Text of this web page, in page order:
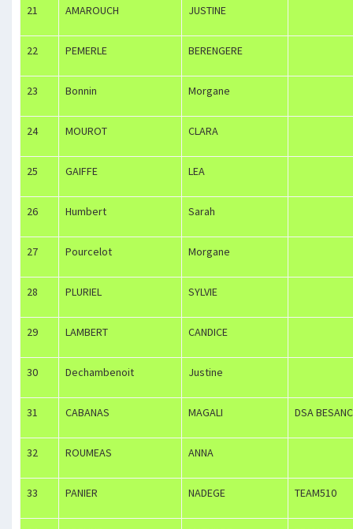
21 AMAROUCH JUSTINE
22 PEMERLE BERENGERE
23 Bonnin Morgane
24 MOUROT CLARA
25 GAIFFE LEA
26 Humbert Sarah
27 Pourcelot Morgane
28 PLURIEL SYLVIE
29 LAMBERT CANDICE
30 Dechambenoit Justine
31 CABANAS MAGALI DSA
32 ROUMEAS ANNA
33 PANIER NADEGE TEAM510